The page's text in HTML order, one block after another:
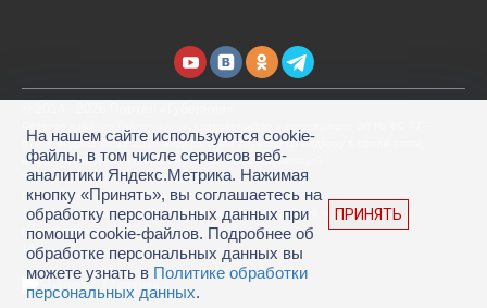
67908 выдано 06.12.2016 Федеральной службой по надзору в сфере связи,
информационных технологий и массовых коммуникаций.
Учредитель: ООО «Губерния Он-лайн»
Главный редактор: Гатаулина А.С.
Телефон редакции: (4212) 45-88-45, адрес электронной почты:
portal@gubernia.com
18+
На нашем сайте используются cookie-
файлы, в том числе сервисов веб-
аналитики Яндекс.Метрика. Нажимая
кнопку «Принять», вы соглашаетесь на
обработку персональных данных при
помощи cookie-файлов. Подробнее об
обработке персональных данных вы
можете узнать в Политике обработки
персональных данных.
ПРИНЯТЬ